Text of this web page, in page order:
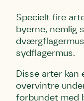
Specielt fire
byerne, nemlig
sydflagermus.
Disse arter
overvintre
forbundet med